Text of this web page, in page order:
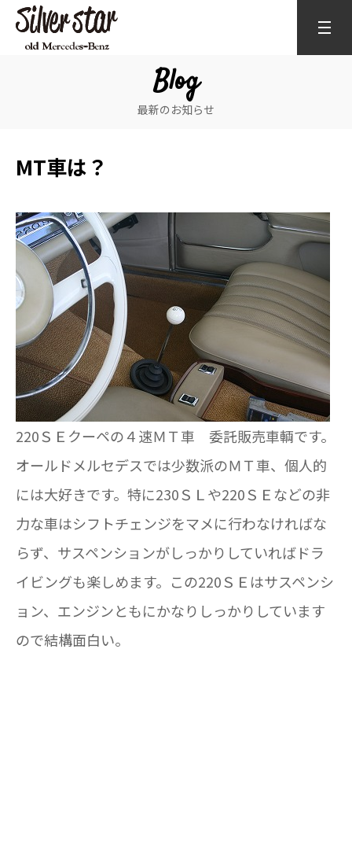
Blog
最新のお知らせ
MT車は？
220ＳＥクーペの４速ＭＴ車 委託販売車輌です。
オールドメルセデスでは少数派のＭＴ車、個人的
には大好きです。特に230ＳＬや220ＳＥなどの非
力な車はシフトチェンジをマメに行わなければな
らず、サスペンションがしっかりしていればドラ
イビングも楽しめます。この220ＳＥはサスペンシ
ョン、エンジンともにかなりしっかりしています
ので結構面白い。